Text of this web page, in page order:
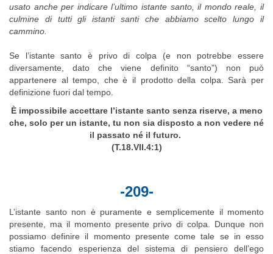
usato anche per indicare l’ultimo istante santo, il mondo reale, il
culmine di tutti gli istanti santi che abbiamo scelto lungo il
cammino.
Se l’istante santo è privo di colpa (e non potrebbe essere
diversamente, dato che viene definito “santo”) non può
appartenere al tempo, che è il prodotto della colpa. Sarà per
definizione fuori dal tempo.
È impossibile accettare l’istante santo senza riserve, a meno
che, solo per un istante, tu non sia disposto a non vedere né
il passato né il futuro.
(T.18.VII.4:1)
-209-
L’istante santo non è puramente e semplicemente il momento
presente, ma il momento presente privo di colpa. Dunque non
possiamo definire il momento presente come tale se in esso
stiamo facendo esperienza del sistema di pensiero dell’ego